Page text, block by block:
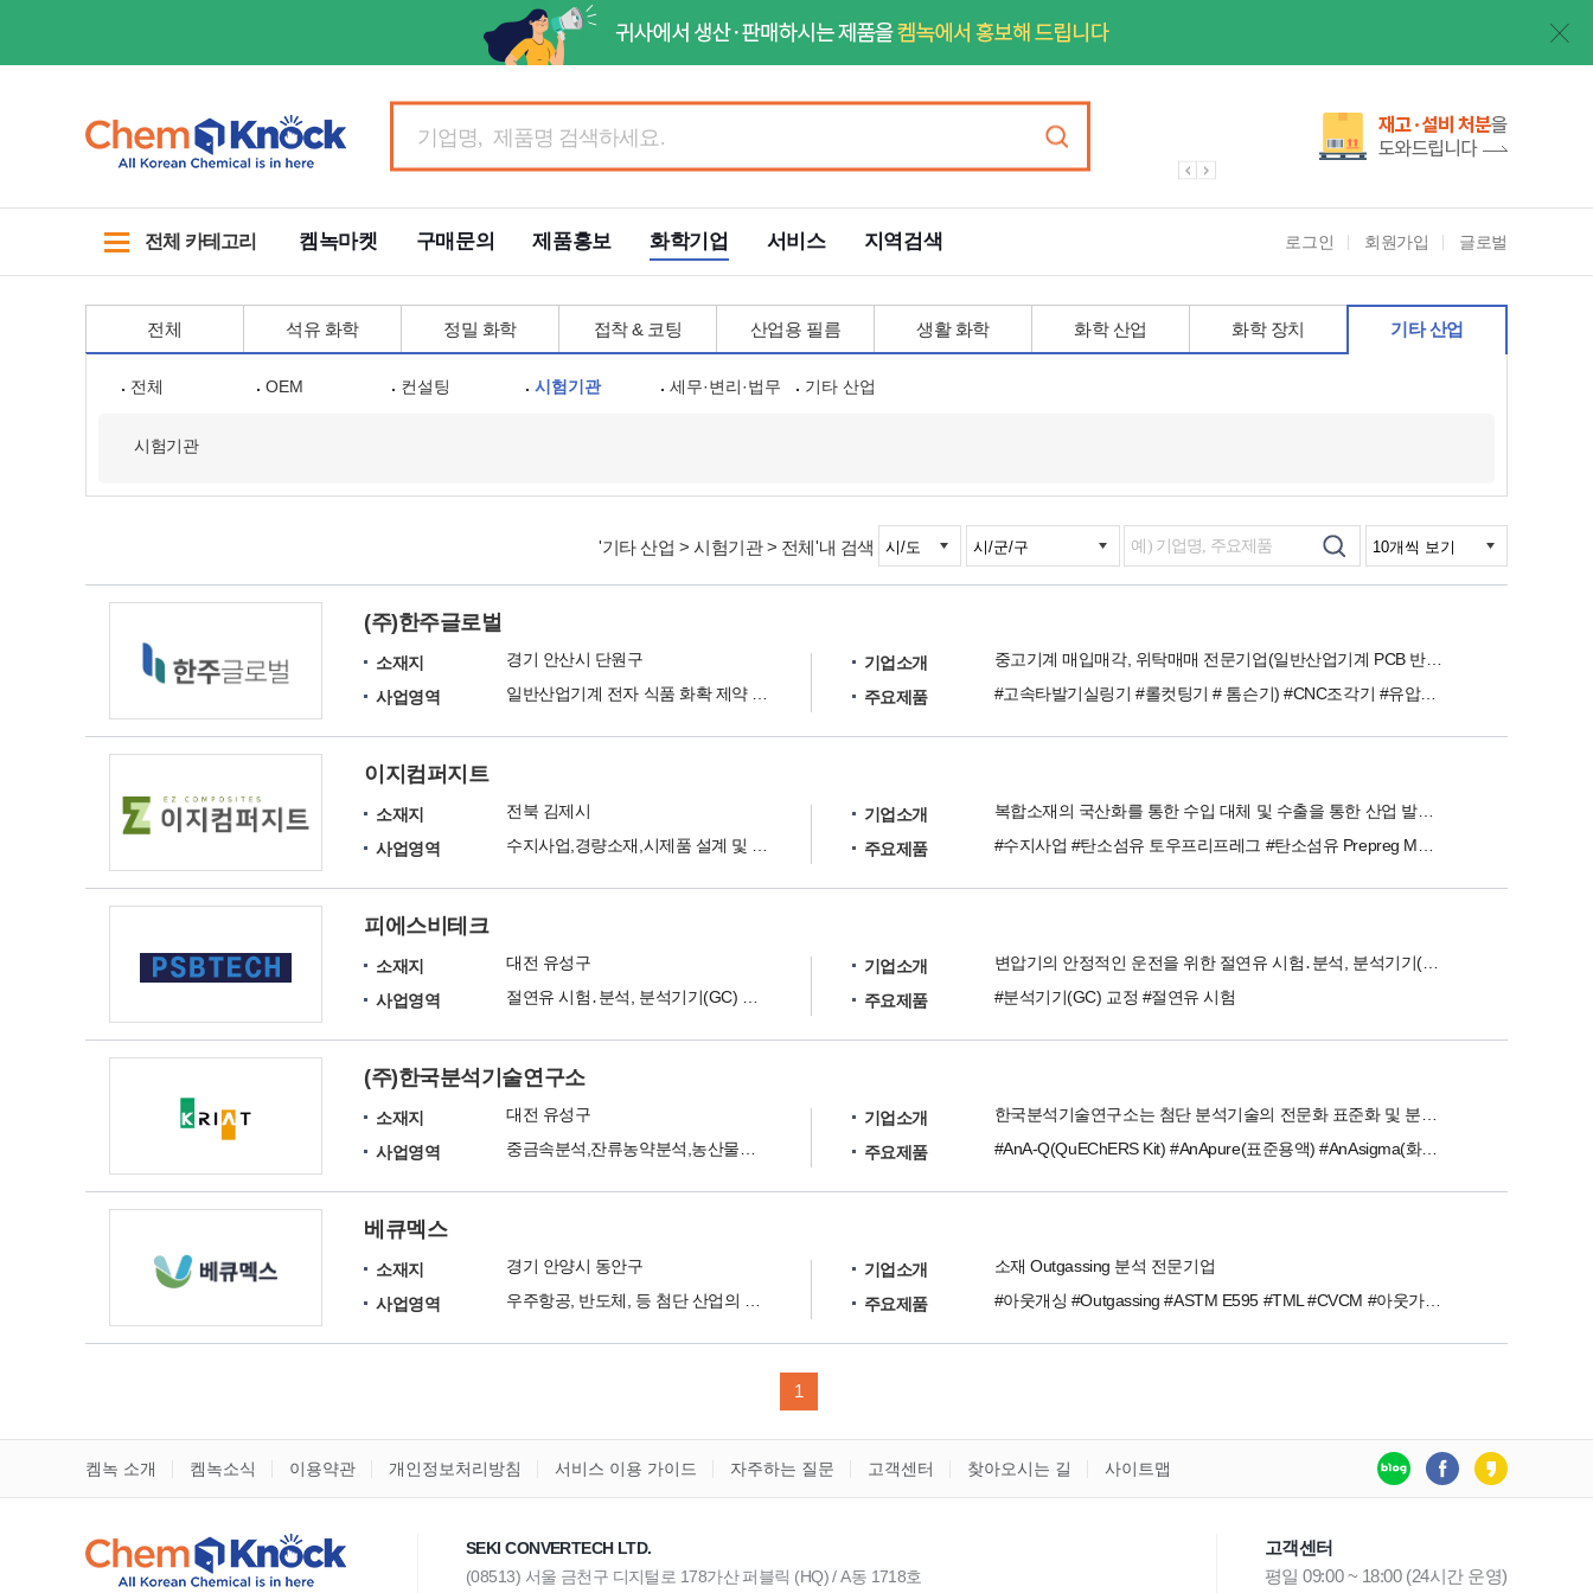
전체 카테고리 켐녹마켓 구매문의 제품홍보 화학기업 서비스 지역검색 로그인 회원가입 글로벌
전체 석유 화학 정밀 화학 접착 & 코팅 산업용 필름 생활 화학 화학 산업 화학 장치 기타 산업
전체 OEM 컨설팅 시험기관 세무·변리·법무 기타 산업
시험기관
'기타 산업 > 시험기관 > 전체'내 검색
(주)한주글로벌
소재지
경기 안산시 단원구
사업영역
기업소개
중고기계 매입매각, 위탁매매 전문기업(일반산업기계 PCB 반도체 화학 전자 식품 제약등)
주요제품
#고속타발기실링기 #롤컷팅기 # 톰슨기) #CNC조각기 #유압공압프레스(핫프레스) #측정기(3차원 # 2차원 # 비디오메타) #슬리터기 # 열합지기 # 라미네이팅기 #사출기 #XRF(유해물질검사기) #머시닝센터(MCT #태핑센터) #보강판가접기 # 멀티가접기 #AOI(VRS # 캠마스터)
이지컴퍼지트
소재지
전북 김제시
사업영역
기업소개
복합소재의 국산화를 통한 수입 대체 및 수출을 통한 산업 발전에 이바지하고자 합니다.
주요제품
피에스비테크
소재지
대전 유성구
사업영역
기업소개
변압기의 안정적인 운전을 위한 절연유 시험․분석, 분석기기(GC) 교정 및 기술자문을 수행하는 전문회사
주요제품
#분석기기(GC) 교정 #절연유 시험
(주)한국분석기술연구소
소재지
대전 유성구
사업영역
기업소개
주요제품
#AnA-Q(QuEChERS Kit) #AnApure(표준용액) #AnAsigma(화학분석) #AnAcare(모발분석) #AnAedu(교육)
베큐멕스
소재지
경기 안양시 동안구
사업영역
기업소개
소재 Outgassing 분석 전문기업
주요제품
#아웃개싱 #Outgassing #ASTM E595 #TML #CVCM #아웃가싱 #진공오염 #진공적합성 #진공시험 #탈기체
1
켐녹 소개 켐녹소식 이용약관 개인정보처리방침 서비스 이용 가이드 자주하는 질문 고객센터 찾아오시는 길 사이트맵
SEKI CONVERTECH LTD.
(08513) 서울 금천구 디지털로 178가산 퍼블릭 (HQ) / A동 1718호
고객센터
평일 09:00 ~ 18:00 (24시간 운영)